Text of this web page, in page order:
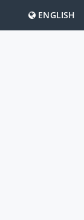
ENGLISH